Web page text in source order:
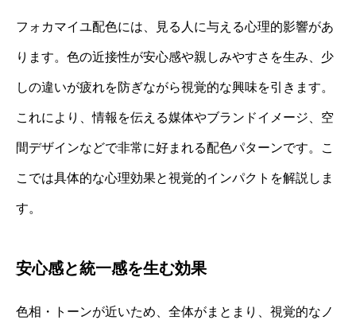
フォカマイユ配色には、見る人に与える心理的影響があ
ります。色の近接性が安心感や親しみやすさを生み、少
しの違いが疲れを防ぎながら視覚的な興味を引きます。
これにより、情報を伝える媒体やブランドイメージ、空
間デザインなどで非常に好まれる配色パターンです。こ
こでは具体的な心理効果と視覚的インパクトを解説しま
す。
安心感と統一感を生む効果
色相・トーンが近いため、全体がまとまり、視覚的なノ